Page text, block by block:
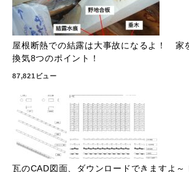
屋根断熱での結露は大事故になるよ！ 家
換気8つのポイント！
87,821ビュー
瓦のCAD図面、ダウンロードできますよ～